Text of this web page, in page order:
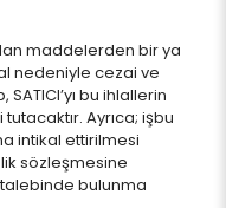
maddelerden bir ya
nedeniyle cezai ve
bu ihlallerin
Ayrıca; işbu
intikal ettirilmesi
sözleşmesine
bulunma